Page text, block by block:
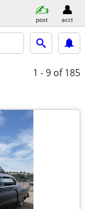
post acct
1 - 9 of 185